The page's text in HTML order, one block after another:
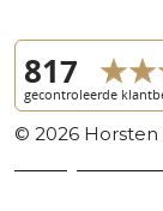
© 2026